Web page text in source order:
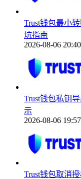
Trust钱包最小
坑指南
2026-08-06
Trust钱包私钥
示
2026-08-06
Trust钱包取消